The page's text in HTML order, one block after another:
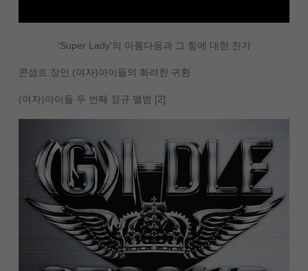
'Super Lady'의 아름다움과 그 힘에 대한 찬가
콘셉트 장인 (여자)아이들의 화려한 귀환
(여자)아이들 두 번째 정규 앨범 [2]